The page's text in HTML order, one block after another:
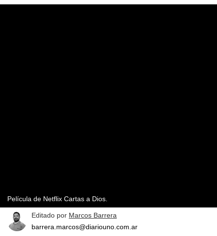
Película de Netflix Cartas a Dios.
Editado por Marcos Barrera
barrera.marcos@diariouno.com.ar